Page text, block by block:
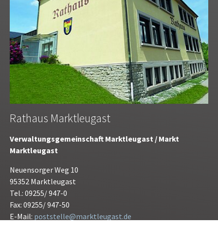
Rathaus Marktleugast
Verwaltungsgemeinschaft Marktleugast / Markt
Marktleugast
Neuensorger Weg 10
95352 Marktleugast
Tel.: 09255/ 947-0
Fax: 09255/ 947-50
E-Mail: poststelle@marktleugast.de